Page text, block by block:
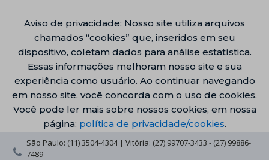
Aviso de privacidade: Nosso site utiliza arquivos
chamados “cookies” que, inseridos em seu
dispositivo, coletam dados para análise estatística.
Essas informações melhoram nosso site e sua
experiência como usuário. Ao continuar navegando
em nosso site, você concorda com o uso de cookies.
Você pode ler mais sobre nossos cookies, em nossa
página: política de privacidade/cookies.
São Paulo: (11) 3504-4304 | Vitória: (27) 99707-3433 - (27) 99886-
7489